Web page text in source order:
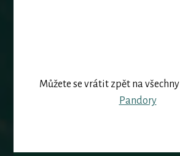
Můžete se vrátit zpět na všechny
Pandory